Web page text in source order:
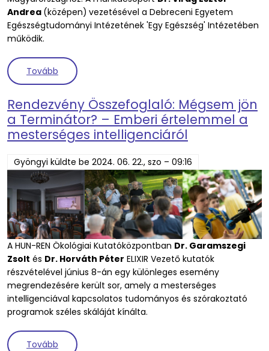
Andrea (középen) vezetésével a Debreceni Egyetem
Egészségtudományi Intézetének 'Egy Egészség' Intézetében
működik.
Tovább (Új ELIXIR tagság: bemutatkozik a PlantDromics
Rendezvény Összefoglaló: Mégsem jön
a Terminátor? – Emberi értelemmel a
mesterséges intelligenciáról
Gyöngyi küldte be 2024. 06. 22., szo – 09:16
A HUN-REN Ökológiai Kutatóközpontban Dr. Garamszegi
Zsolt és Dr. Horváth Péter ELIXIR Vezető kutatók
részvételével június 8-án egy különleges esemény
megrendezésére került sor, amely a mesterséges
intelligenciával kapcsolatos tudományos és szórakoztató
programok széles skáláját kínálta.
Tovább (Rendezvény Összefoglaló: Mégsem jön a